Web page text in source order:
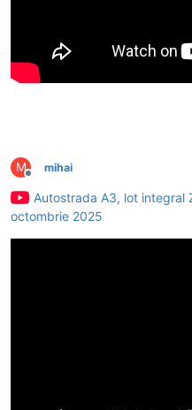
M
Deconectat
mihai
Autostrada A3, lot integral
octombrie 2025